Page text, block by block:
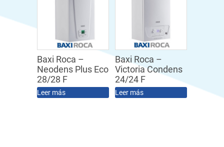
Baxi Roca –
Neodens Plus Eco
28/28 F
Leer más
Baxi Roca –
Victoria Condens
24/24 F
Leer más